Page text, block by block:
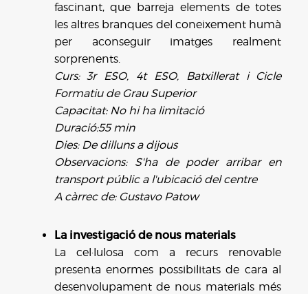
fascinant, que barreja elements de totes
les altres branques del coneixement humà
per aconseguir imatges realment
sorprenents.
Curs: 3r ESO, 4t ESO, Batxillerat i Cicle
Formatiu de Grau Superior
Capacitat: No hi ha limitació
Duració:55 min
Dies: De dilluns a dijous
Observacions: S'ha de poder arribar en
transport públic a l'ubicació del centre
A càrrec de: Gustavo Patow
La investigació de nous materials
La cel·lulosa com a recurs renovable
presenta enormes possibilitats de cara al
desenvolupament de nous materials més